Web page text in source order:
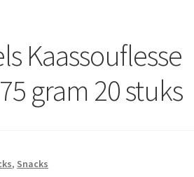
Kaassouflesse
gram 20 stuks
, Snacks